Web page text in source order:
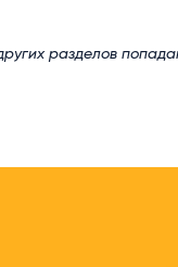
разделов